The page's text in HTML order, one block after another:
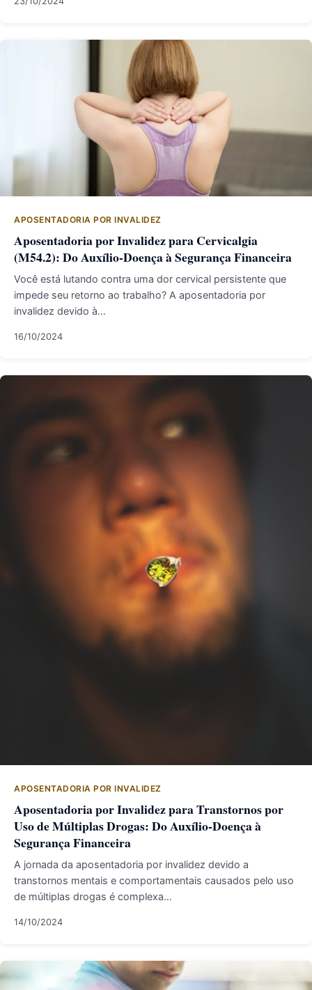
APOSENTADORIA POR INVALIDEZ
Aposentadoria por Invalidez para Cervicalgia
(M54.2): Do Auxílio-Doença à Segurança Financeira
Você está lutando contra uma dor cervical persistente que
impede seu retorno ao trabalho? A aposentadoria por
invalidez devido à…
16/10/2024
APOSENTADORIA POR INVALIDEZ
Aposentadoria por Invalidez para Transtornos por
Uso de Múltiplas Drogas: Do Auxílio-Doença à
Segurança Financeira
A jornada da aposentadoria por invalidez devido a
transtornos mentais e comportamentais causados pelo uso
de múltiplas drogas é complexa…
14/10/2024